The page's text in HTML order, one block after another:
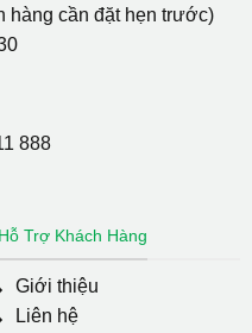
hàng cần đặt hẹn trước)
888
Hỗ Trợ Khách Hàng
Giới thiệu
Liên hệ